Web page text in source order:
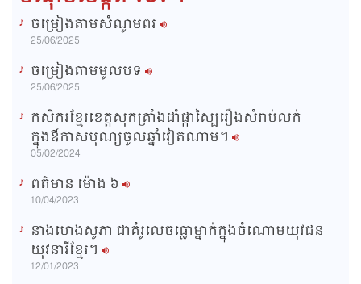
ចម្រៀងតាមសំណូមពរ
25/06/2025
ចម្រៀងតាមមូលបទ
25/06/2025
កសិករខ្មែរខេត្តសុកត្រាំងដាំផ្កាស្បៃរឿងសំរាប់លក់
ក្នុងឳកាសបុណ្យចូលឆ្នាំវៀតណាម។
05/02/2024
ពត៌មាន ម៉ោង​ ៦
10/04/2023
នាងហេងសូភា ជាគំរូលេចធ្លោម្នាក់ក្នុងចំណោមយុវជន
យុវនារីខ្មែរ។
12/01/2023